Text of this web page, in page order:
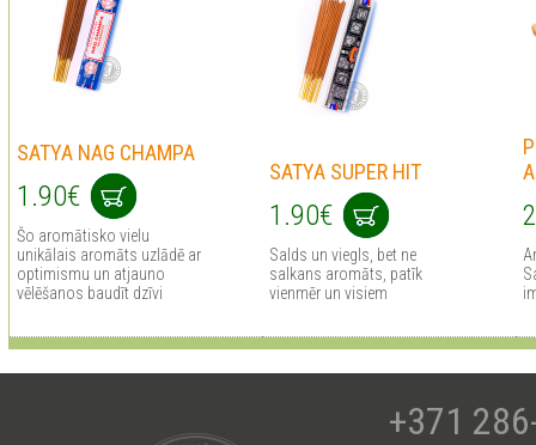
SATYA NAG CHAMPA
1.90€
Šo aromātisko vielu
unikālais aromāts uzlādē ar
optimismu un atjauno
vēlēšanos baudīt dzīvi
SATYA SUPER HIT
1.90€
Salds un viegls, bet ne
salkans aromāts, patīk
vienmēr un visiem
+371